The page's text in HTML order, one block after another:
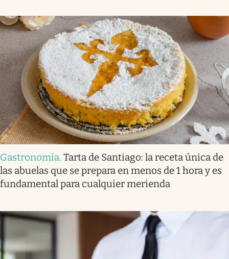
Gastronomía. Tarta de Santiago: la receta única de
las abuelas que se prepara en menos de 1 hora y es
fundamental para cualquier merienda